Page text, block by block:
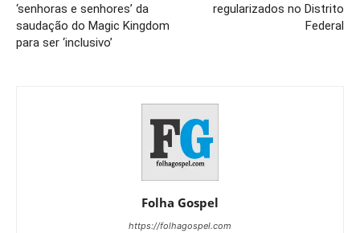
‘senhoras e senhores’ da
saudação do Magic Kingdom
para ser ‘inclusivo’
regularizados no Distrito
Federal
Folha Gospel
https://folhagospel.com